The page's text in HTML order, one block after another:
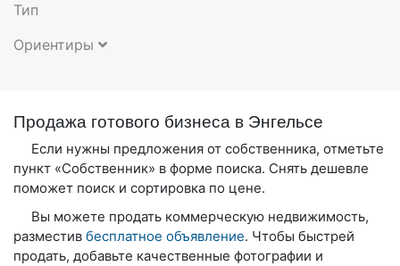
Тип
Ориентиры
Продажа готового бизнеса в Энгельсе
Если нужны предложения от собственника, отметьте
пункт «Собственник» в форме поиска. Снять дешевле
поможет поиск и сортировка по цене.
Вы можете продать коммерческую недвижимость,
разместив бесплатное объявление. Чтобы быстрей
продать, добавьте качественные фотографии и